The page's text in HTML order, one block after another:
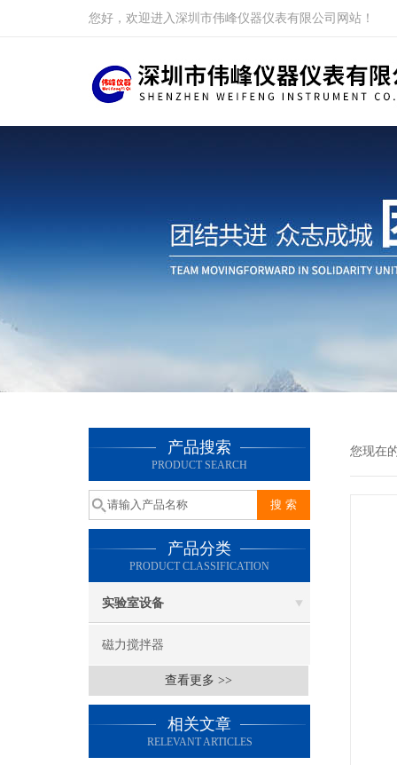
您好，欢迎进入深圳市伟峰仪器仪表有限公司网站！
产品搜索
PRODUCT SEARCH
产品分类
PRODUCT CLASSIFICATION
实验室设备
磁力搅拌器
查看更多 >>
相关文章
RELEVANT ARTICLES
您现在